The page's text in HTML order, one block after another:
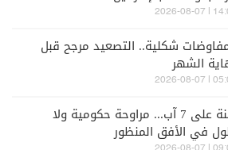
14:00 |
شكلية.. التصعيد مرجح قبل
الشهر
05:00 |
سنة على 7 آب... مراوحة حكومية ولا
في الأفق المنظور